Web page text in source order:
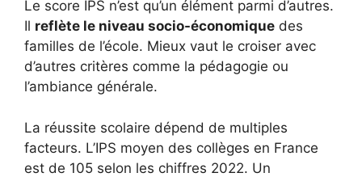
Le score IPS n’est qu’un élément parmi d’autres.
Il reflète le niveau socio-économique des
familles de l’école. Mieux vaut le croiser avec
d’autres critères comme la pédagogie ou
l’ambiance générale.
La réussite scolaire dépend de multiples
facteurs. L’IPS moyen des collèges en France
est de 105 selon les chiffres 2022. Un